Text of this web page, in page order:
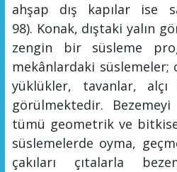
ahşap dış kapılar ise
98). Konak, dıştaki yalın
zengin bir süsleme
mekânlardaki süslemeler;
yüklükler, tavanlar,
görülmektedir.
tümü geometrik ve
süslemelerde oyma,
çakıları çıtalarla